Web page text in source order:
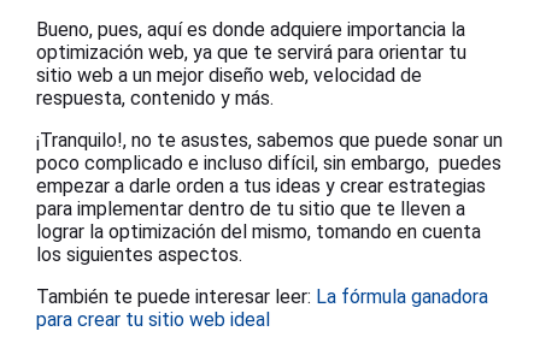
Bueno, pues, aquí es donde adquiere importancia la
optimización web, ya que te servirá para orientar tu
sitio web a un mejor diseño web, velocidad de
respuesta, contenido y más.
¡Tranquilo!, no te asustes, sabemos que puede sonar un
poco complicado e incluso difícil, sin embargo, puedes
empezar a darle orden a tus ideas y crear estrategias
para implementar dentro de tu sitio que te lleven a
lograr la optimización del mismo, tomando en cuenta
los siguientes aspectos.
También te puede interesar leer: La fórmula ganadora
para crear tu sitio web ideal